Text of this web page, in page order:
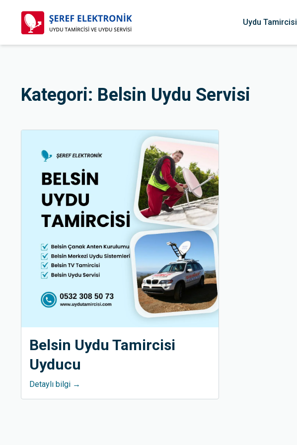
Uydu Tamircisi
Kategori: Belsin Uydu Servisi
Belsin Uydu Tamircisi
Uyducu
Detaylı bilgi →